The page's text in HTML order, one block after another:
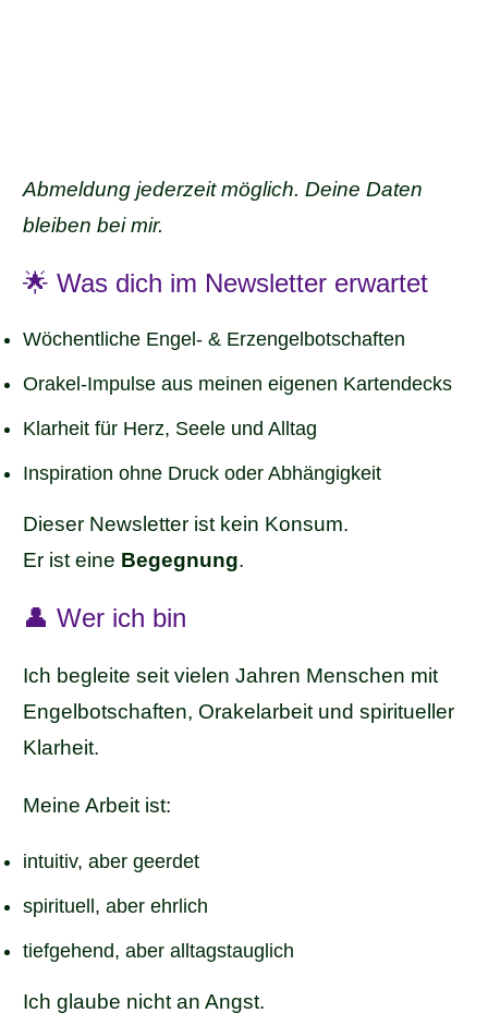
Abmeldung jederzeit möglich. Deine Daten
bleiben bei mir.
🌟 Was dich im Newsletter erwartet
Wöchentliche Engel- & Erzengelbotschaften
Orakel-Impulse aus meinen eigenen Kartendecks
Klarheit für Herz, Seele und Alltag
Inspiration ohne Druck oder Abhängigkeit
Dieser Newsletter ist kein Konsum.
Er ist eine Begegnung.
👤 Wer ich bin
Ich begleite seit vielen Jahren Menschen mit
Engelbotschaften, Orakelarbeit und spiritueller
Klarheit.
Meine Arbeit ist:
intuitiv, aber geerdet
spirituell, aber ehrlich
tiefgehend, aber alltagstauglich
Ich glaube nicht an Angst.